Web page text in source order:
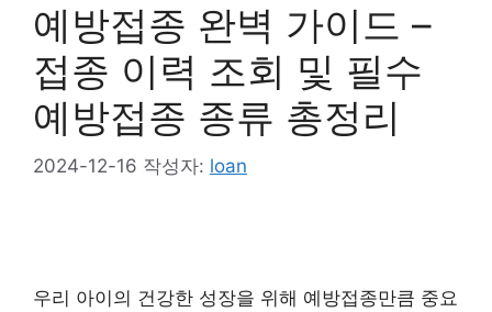
예방접종 완벽 가이드 –
접종 이력 조회 및 필수
예방접종 종류 총정리
2024-12-16 작성자: loan
우리 아이의 건강한 성장을 위해 예방접종만큼 중요